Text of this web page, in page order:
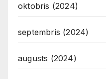
oktobris (2024)
septembris (2024)
augusts (2024)